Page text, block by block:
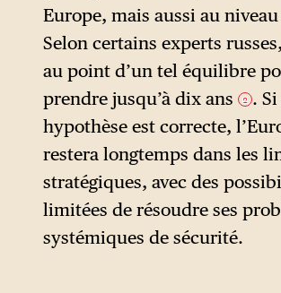
Europe, mais aussi au
Selon certains experts
au point d’un tel équilibre
prendre jusqu’à dix ans
2 .
hypothèse est correcte,
restera longtemps dans les
stratégiques, avec des
limitées de résoudre ses
systémiques de sécurité.